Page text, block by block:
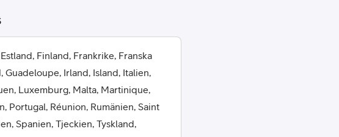
4G/5G Surfplattor
Wifi Surfplattor
Finland, Frankrike, Franska
Guadeloupe, Irland, Island, Italien,
Luxemburg, Malta, Martinique,
Portugal, Réunion, Rumänien, Saint
Spanien, Tjeckien, Tyskland,